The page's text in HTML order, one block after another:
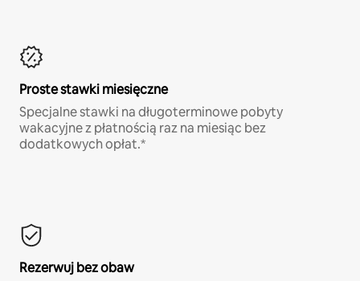
Proste stawki miesięczne
Specjalne stawki na długoterminowe pobyty
wakacyjne z płatnością raz na miesiąc bez
dodatkowych opłat.*
Rezerwuj bez obaw